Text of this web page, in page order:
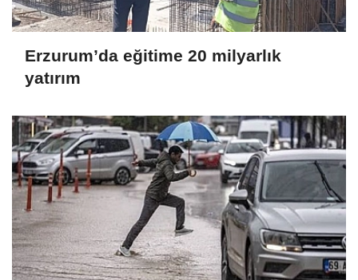
Erzurum’da eğitime 20 milyarlık
yatırım